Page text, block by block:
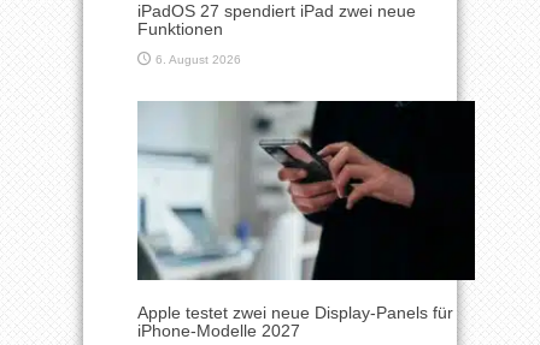
iPadOS 27 spendiert iPad zwei neue
Funktionen
6. August 2026
Apple testet zwei neue Display-Panels für
iPhone-Modelle 2027